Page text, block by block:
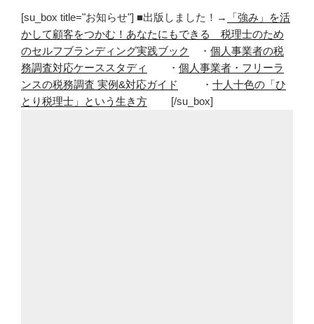
[su_box title="お知らせ"] ■出版しました！→
「強み」を活
かして顧客をつかむ！あなたにもできる 税理士のため
のセルフブランディング実践ブック
・ 個人事業者の税
務調査対応ケーススタディ
・ 個人事業者・フリーラ
ンスの税務調査 実例&対応ガイド
・ 十人十色の「ひ
とり税理士」という生き方 [/su_box]